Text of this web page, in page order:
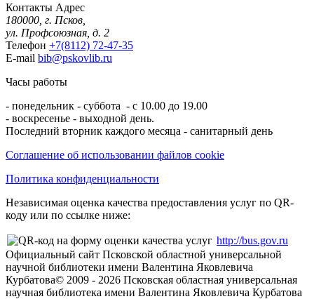
Контакты Адрес
180000, г. Псков,
ул. Профсоюзная, д. 2
Телефон +7(8112) 72-47-35
E-mail bib@pskovlib.ru
Часы работы
- понедельник - суббота - с 10.00 до 19.00
- воскресенье - выходной день.
Последний вторник каждого месяца - санитарный день
Соглашение об использовании файлов cookie
Политика конфиденциальности
Независимая оценка качества предоставления услуг по QR-
коду или по ссылке ниже:
http://bus.gov.ru
Официальный сайт Псковской областной универсальной
научной библиотеки имени Валентина Яковлевича
Курбатова© 2009 - 2026 Псковская областная универсальная
научная библиотека имени Валентина Яковлевича Курбатова